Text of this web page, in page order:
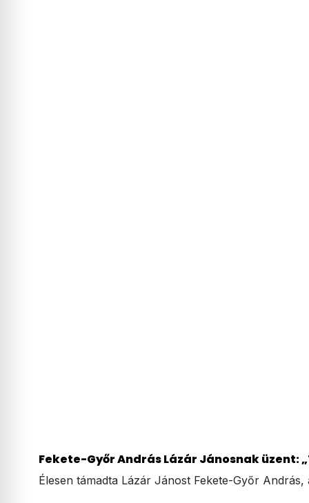
Fekete-Győr András Lázár Jánosnak
Élesen támadta Lázár Jánost Fekete-Győr